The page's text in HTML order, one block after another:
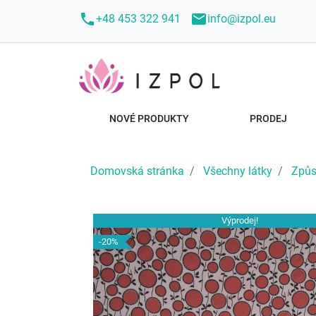
call+48 453 322 941 mailinfo@izpol.eu
NOVÉ PRODUKTY PRODEJ
Domovská stránka Všechny látky
Výprodej!
-20%